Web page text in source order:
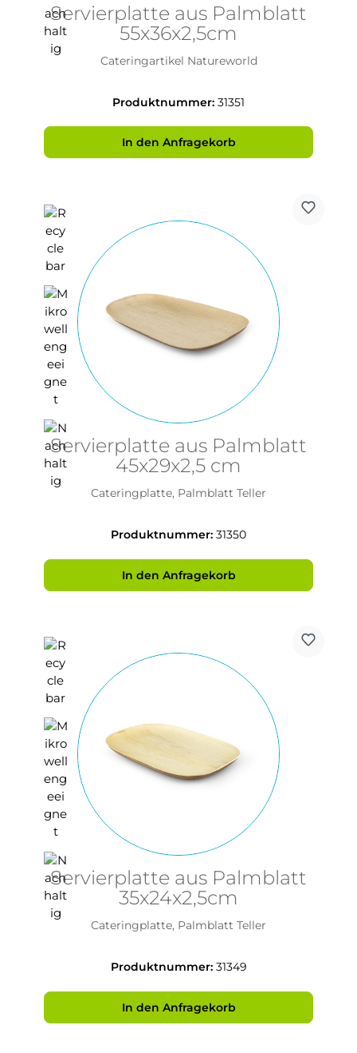
Servierplatte aus Palmblatt
55x36x2,5cm
Cateringartikel Natureworld
Produktnummer: 31351
In den Anfragekorb
Servierplatte aus Palmblatt
45x29x2,5 cm
Cateringplatte, Palmblatt Teller
Produktnummer: 31350
In den Anfragekorb
Servierplatte aus Palmblatt
35x24x2,5cm
Cateringplatte, Palmblatt Teller
Produktnummer: 31349
In den Anfragekorb